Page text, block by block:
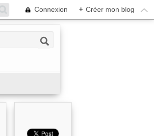
Connexion + Créer mon blog